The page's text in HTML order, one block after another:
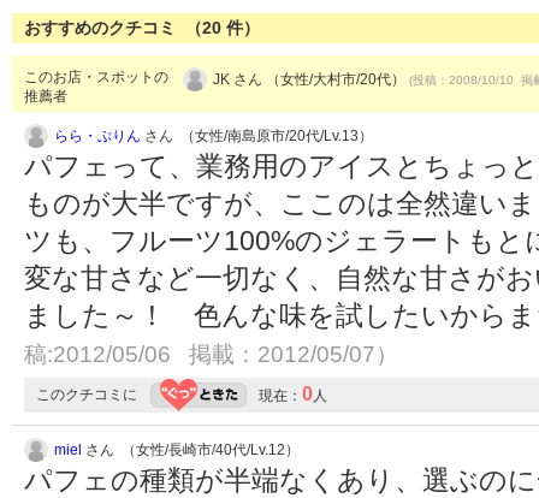
おすすめのクチコミ （20 件）
このお店・スポットの
推薦者
JK さん （女性/大村市/20代） (投稿：2008/10/10 掲
らら・ぷりん さん （女性/南島原市/20代/Lv.13）
パフェって、業務用のアイスとちょっ
ものが大半ですが、ここのは全然違い
ツも、フルーツ100%のジェラートも
変な甘さなど一切なく、自然な甘さが
ました～！ 色んな味を試したいから
稿:2012/05/06 掲載：2012/05/07）
このクチコミに 現在： 0人
miel さん （女性/長崎市/40代/Lv.12）
パフェの種類が半端なくあり、選ぶの